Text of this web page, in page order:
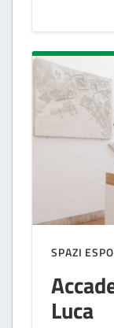
SPAZI
Luca